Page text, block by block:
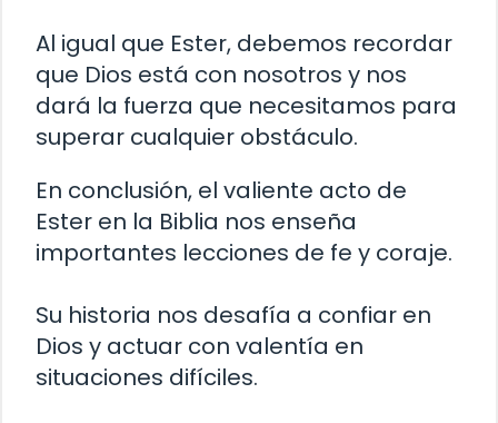
Al igual que Ester, debemos recordar
que Dios está con nosotros y nos
dará la fuerza que necesitamos para
superar cualquier obstáculo.
En conclusión, el valiente acto de
Ester en la Biblia nos enseña
importantes lecciones de fe y coraje.
Su historia nos desafía a confiar en
Dios y actuar con valentía en
situaciones difíciles.